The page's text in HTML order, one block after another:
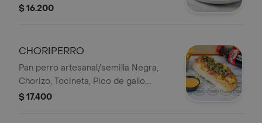
chimichurri, papas chips.
$ 16.200
CHORIPERRO
Pan perro artesanal/semilla Negra,
Chorizo, Tocineta, Pico de gallo,
Guacamole, Jalapeños, Maíz tierno y
$ 17.400